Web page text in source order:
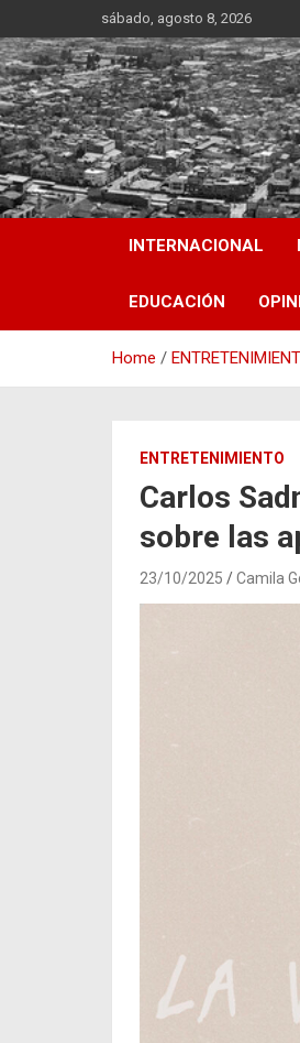
to
content
sábado, agosto 8, 2026
INTERNACIONAL
EDUCACIÓN
Home
ENTRETENIMIENTO
Carlos
sobre las
23/10/2025 Camila